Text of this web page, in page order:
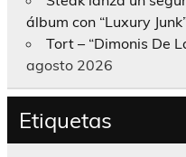
álbum con “Luxury
Tort – “Dimonis De
agosto 2026
Etiquetas